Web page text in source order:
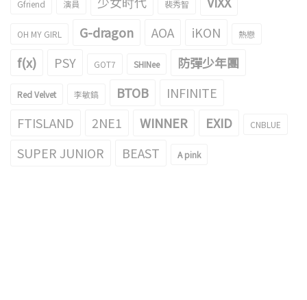
Gfriend 演員 裴秀智
OH MY GIRL G-dragon AOA iKON 熱戀
f(x) PSY GOT7 SHINee 防彈少年團
Red Velvet 李敏鎬 BTOB
INFINITE
FTISLAND
2NE1 WINNER EXID CNBLUE
SUPER JUNIOR BEAST A pink